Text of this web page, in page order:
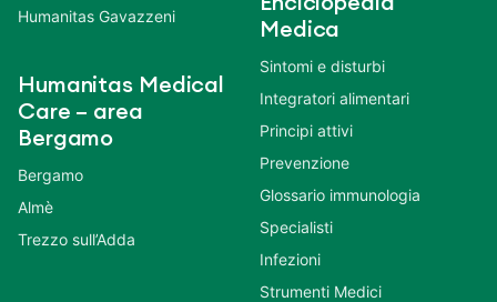
Humanitas Gavazzeni
Humanitas Medical
Care – area
Bergamo
Bergamo
Almè
Trezzo sull’Adda
Medica
Sintomi e disturbi
Integratori alimentari
Principi attivi
Prevenzione
Glossario immunologia
Specialisti
Infezioni
Strumenti Medici